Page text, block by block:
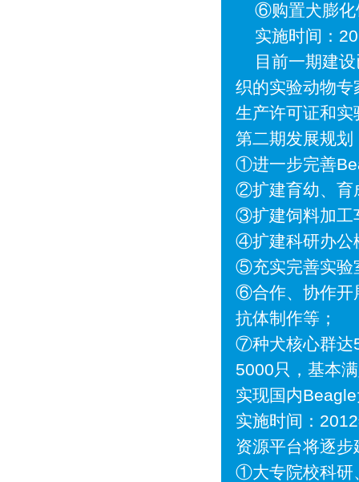
⑥购置犬膨化
实施时间：
目前一期建设
织的实验动物
生产许可证和
第二期发展规划
①进一步完善
②扩建育幼、育
③扩建饲料加工
④扩建科研办公
⑤充实完善实验
⑥合作、协作开
抗体制作等；
⑦种犬核心群达
5000只，基本
实现国内
实施时间：
资源平台将逐步
①大专院校科研